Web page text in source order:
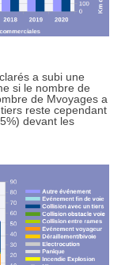
a subi une
si le nombre de
de Mvoyages a
reste cependant
devant les